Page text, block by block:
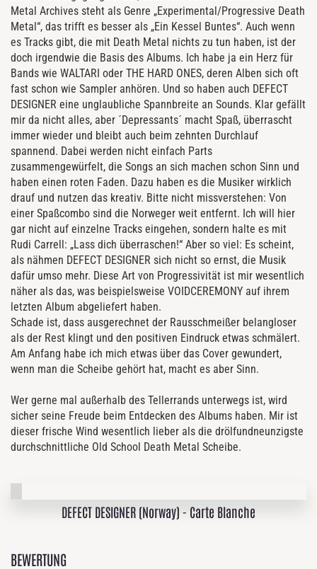
Metal Archives steht als Genre „Experimental/Progressive Death
Metal“, das trifft es besser als „Ein Kessel Buntes“. Auch wenn
es Tracks gibt, die mit Death Metal nichts zu tun haben, ist der
doch irgendwie die Basis des Albums. Ich habe ja ein Herz für
Bands wie WALTARI oder THE HARD ONES, deren Alben sich oft
fast schon wie Sampler anhören. Und so haben auch DEFECT
DESIGNER eine unglaubliche Spannbreite an Sounds. Klar gefällt
mir da nicht alles, aber ´Depressants´ macht Spaß, überrascht
immer wieder und bleibt auch beim zehnten Durchlauf
spannend. Dabei werden nicht einfach Parts
zusammengewürfelt, die Songs an sich machen schon Sinn und
haben einen roten Faden. Dazu haben es die Musiker wirklich
drauf und nutzen das kreativ. Bitte nicht missverstehen: Von
einer Spaßcombo sind die Norweger weit entfernt. Ich will hier
gar nicht auf einzelne Tracks eingehen, sondern halte es mit
Rudi Carrell: „Lass dich überraschen!“ Aber so viel: Es scheint,
als nähmen DEFECT DESIGNER sich nicht so ernst, die Musik
dafür umso mehr. Diese Art von Progressivität ist mir wesentlich
näher als das, was beispielsweise VOIDCEREMONY auf ihrem
letzten Album abgeliefert haben.
Schade ist, dass ausgerechnet der Rausschmeißer belangloser
als der Rest klingt und den positiven Eindruck etwas schmälert.
Am Anfang habe ich mich etwas über das Cover gewundert,
wenn man die Scheibe gehört hat, macht es aber Sinn.
Wer gerne mal außerhalb des Tellerrands unterwegs ist, wird
sicher seine Freude beim Entdecken des Albums haben. Mir ist
dieser frische Wind wesentlich lieber als die drölfundneunzigste
durchschnittliche Old School Death Metal Scheibe.
DEFECT DESIGNER (Norway) - Carte Blanche
BEWERTUNG